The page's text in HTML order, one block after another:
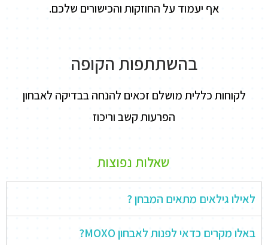
אף יעמוד על החוזקות והכישורים שלכם.
בהשתתפות הקופה
לקוחות כללית מושלם זכאים להנחה בבדיקה לאבחון
הפרעות קשב וריכוז
שאלות נפוצות
לאילו גילאים מתאים המבחן ?
באלו מקרים כדאי לפנות לאבחון MOXO?